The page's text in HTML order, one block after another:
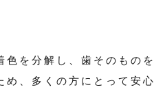
を分解し、歯そのものを
め、多くの方にとって安心